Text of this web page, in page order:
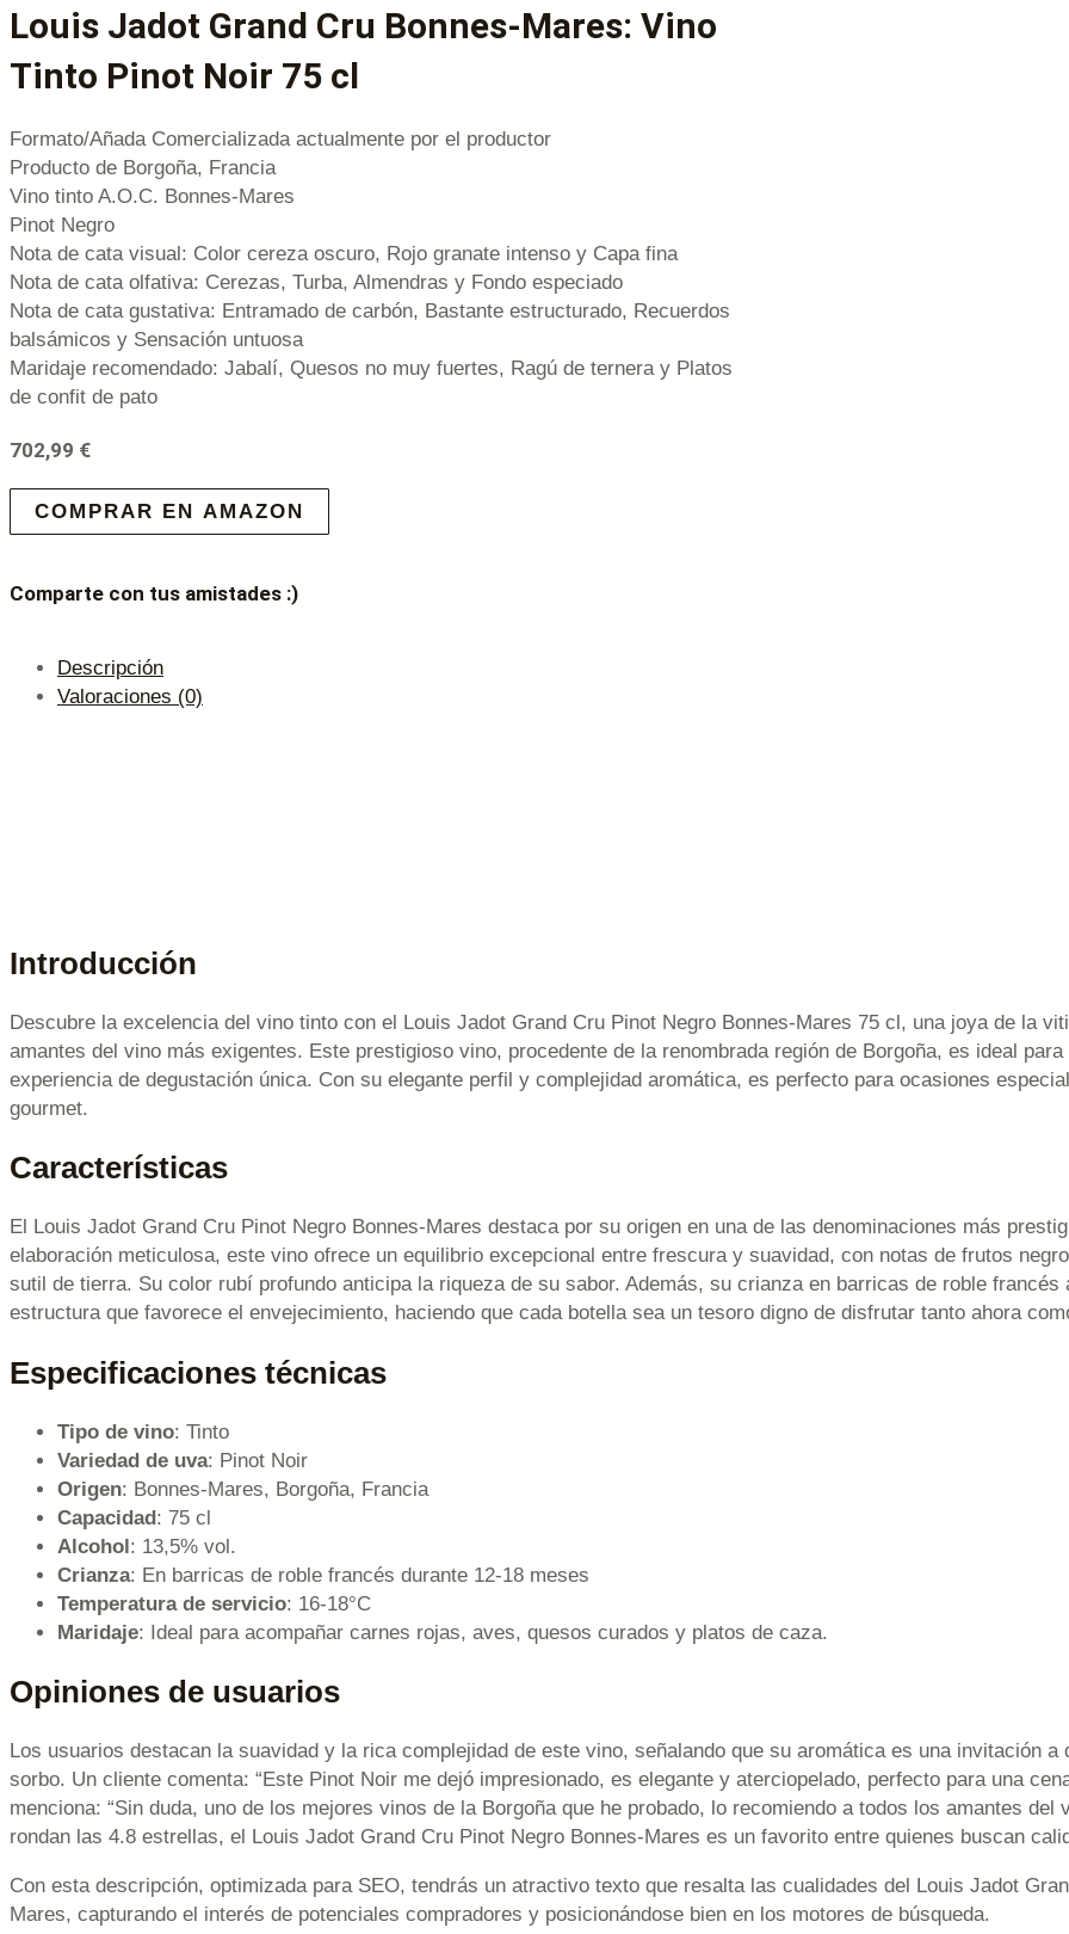
Louis Jadot Grand Cru Bonnes-Mares: Vino
Tinto Pinot Noir 75 cl
Formato/Añada Comercializada actualmente por el productor
Producto de Borgoña, Francia
Vino tinto A.O.C. Bonnes-Mares
Pinot Negro
Nota de cata visual: Color cereza oscuro, Rojo granate intenso y Capa fina
Nota de cata olfativa: Cerezas, Turba, Almendras y Fondo especiado
Nota de cata gustativa: Entramado de carbón, Bastante estructurado, Recuerdos
balsámicos y Sensación untuosa
Maridaje recomendado: Jabalí, Quesos no muy fuertes, Ragú de ternera y Platos
de confit de pato
702,99 €
COMPRAR EN AMAZON
Comparte con tus amistades :)
Descripción
Valoraciones (0)
Introducción
Descubre la excelencia del vino tinto con el Louis Jadot Grand Cru Pinot Negro Bonnes-Mares 75 cl, una joya de la
amantes del vino más exigentes. Este prestigioso vino, procedente de la renombrada región de Borgoña, es ideal
experiencia de degustación única. Con su elegante perfil y complejidad aromática, es perfecto para ocasiones
gourmet.
Características
El Louis Jadot Grand Cru Pinot Negro Bonnes-Mares destaca por su origen en una de las denominaciones más
elaboración meticulosa, este vino ofrece un equilibrio excepcional entre frescura y suavidad, con notas de frutos
sutil de tierra. Su color rubí profundo anticipa la riqueza de su sabor. Además, su crianza en barricas de roble francés
estructura que favorece el envejecimiento, haciendo que cada botella sea un tesoro digno de disfrutar tanto ahora
Especificaciones técnicas
Tipo de vino: Tinto
Variedad de uva: Pinot Noir
Origen: Bonnes-Mares, Borgoña, Francia
Capacidad: 75 cl
Alcohol: 13,5% vol.
Crianza: En barricas de roble francés durante 12-18 meses
Temperatura de servicio: 16-18°C
Maridaje: Ideal para acompañar carnes rojas, aves, quesos curados y platos de caza.
Opiniones de usuarios
Los usuarios destacan la suavidad y la rica complejidad de este vino, señalando que su aromática es una invitación a
sorbo. Un cliente comenta: “Este Pinot Noir me dejó impresionado, es elegante y aterciopelado, perfecto para una
menciona: “Sin duda, uno de los mejores vinos de la Borgoña que he probado, lo recomiendo a todos los amantes del
rondan las 4.8 estrellas, el Louis Jadot Grand Cru Pinot Negro Bonnes-Mares es un favorito entre quienes buscan
Con esta descripción, optimizada para SEO, tendrás un atractivo texto que resalta las cualidades del Louis Jadot
Mares, capturando el interés de potenciales compradores y posicionándose bien en los motores de búsqueda.